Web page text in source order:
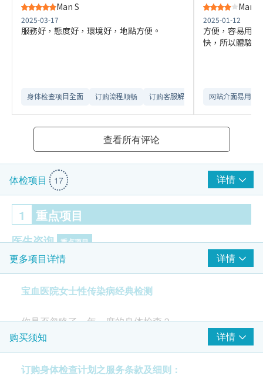
Man S
2025-03-17
服務好，態度好，環境好，地點方便。
身体检查项目全面 订购流程顺畅 订购客服解释详尽
Man S
2025-01-12
方便，容易用
快，所以體驗唔
网站介面易用
查看所有评论
体检项目 17 详情
1 重点项目
医生咨询 重点项目
检查前、后医生会诊 - 共两次
梅毒 重点项目
愛滋病 HIV
更多项目详情 详情
宝血医院女士性传染病经典检测
你是否忽略了一年一度的身体检查？
年度体检有效预防各种隐性疾病。
投资健康，就是对自己和家人的最佳回报。
购买须知 详情
订购身体检查计划之服务条款及细则：